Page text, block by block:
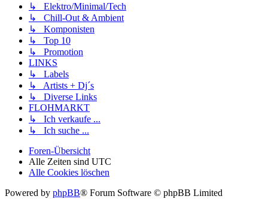
↳ Elektro/Minimal/Tech
↳ Chill-Out & Ambient
↳ Komponisten
↳ Top 10
↳ Promotion
LINKS
↳ Labels
↳ Artists + Dj´s
↳ Diverse Links
FLOHMARKT
↳ Ich verkaufe ...
↳ Ich suche ...
Foren-Übersicht
Alle Zeiten sind UTC
Alle Cookies löschen
Powered by phpBB® Forum Software © phpBB Limited